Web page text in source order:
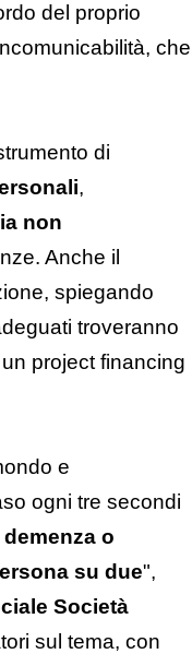
del proprio
che
di
,
non
Anche il
spiegando
troveranno
project financing
e
ogni tre secondi
o
su due",
Società
sul tema, con